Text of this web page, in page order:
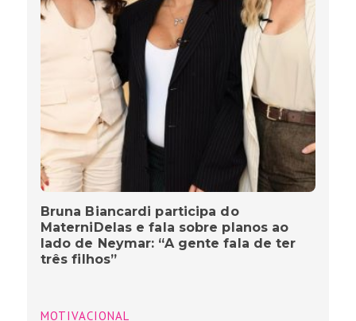
Bruna Biancardi participa do
MaterniDelas e fala sobre planos ao
lado de Neymar: “A gente fala de ter
três filhos”
MOTIVACIONAL